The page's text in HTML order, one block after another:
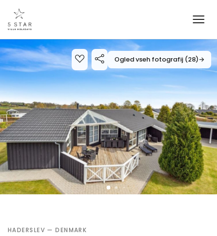
Ogled vseh fotografij (28)→
HADERSLEV — DENMARK